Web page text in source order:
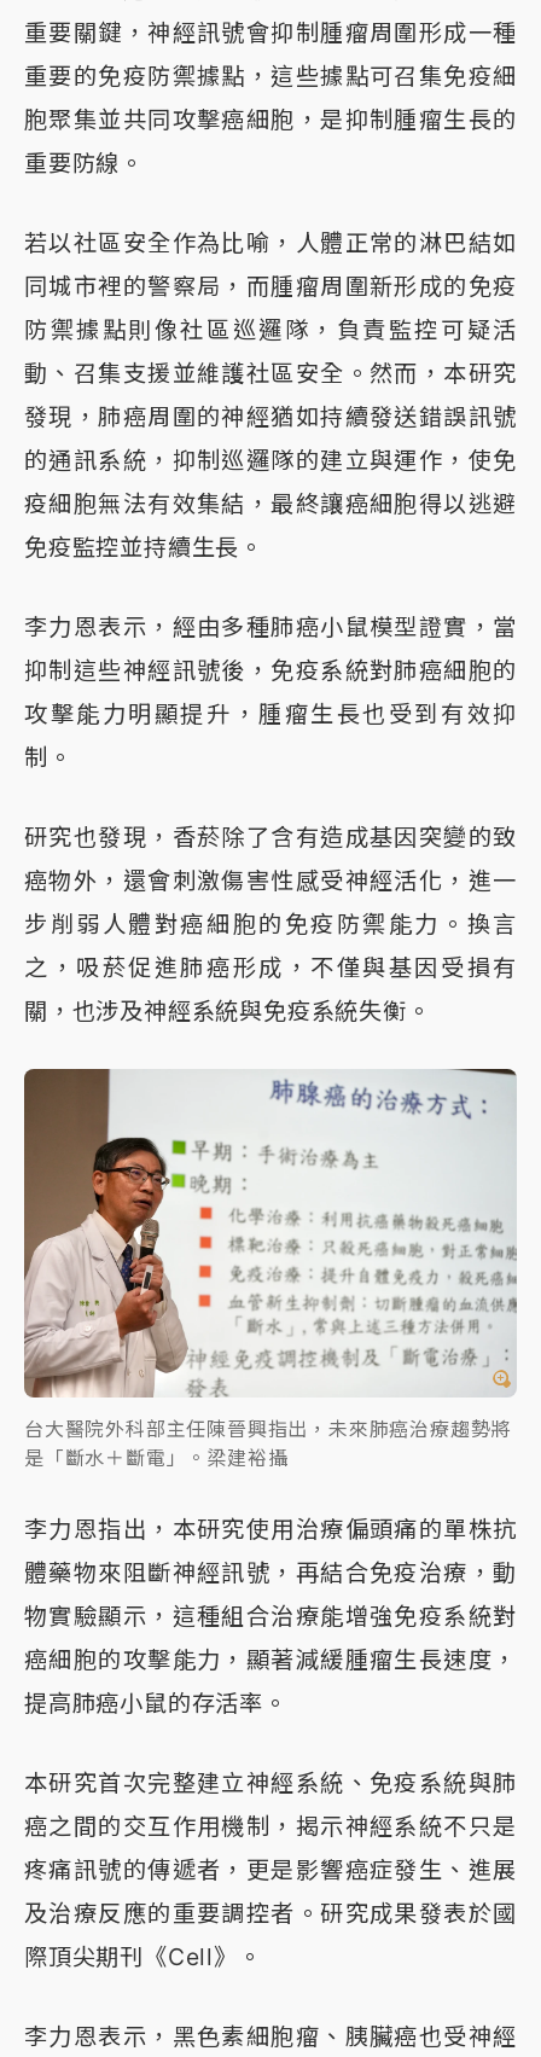
重要關鍵，神經訊號會抑制腫瘤周圍形成一種
重要的免疫防禦據點，這些據點可召集免疫細
胞聚集並共同攻擊癌細胞，是抑制腫瘤生長的
重要防線。
若以社區安全作為比喻，人體正常的淋巴結如
同城市裡的警察局，而腫瘤周圍新形成的免疫
防禦據點則像社區巡邏隊，負責監控可疑活
動、召集支援並維護社區安全。然而，本研究
發現，肺癌周圍的神經猶如持續發送錯誤訊號
的通訊系統，抑制巡邏隊的建立與運作，使免
疫細胞無法有效集結，最終讓癌細胞得以逃避
免疫監控並持續生長。
李力恩表示，經由多種肺癌小鼠模型證實，當
抑制這些神經訊號後，免疫系統對肺癌細胞的
攻擊能力明顯提升，腫瘤生長也受到有效抑
制。
研究也發現，香菸除了含有造成基因突變的致
癌物外，還會刺激傷害性感受神經活化，進一
步削弱人體對癌細胞的免疫防禦能力。換言
之，吸菸促進肺癌形成，不僅與基因受損有
關，也涉及神經系統與免疫系統失衡。
台大醫院外科部主任陳晉興指出，未來肺癌治療趨勢將
是「斷水＋斷電」。梁建裕攝
李力恩指出，本研究使用治療偏頭痛的單株抗
體藥物來阻斷神經訊號，再結合免疫治療，動
物實驗顯示，這種組合治療能增強免疫系統對
癌細胞的攻擊能力，顯著減緩腫瘤生長速度，
提高肺癌小鼠的存活率。
本研究首次完整建立神經系統、免疫系統與肺
癌之間的交互作用機制，揭示神經系統不只是
疼痛訊號的傳遞者，更是影響癌症發生、進展
及治療反應的重要調控者。研究成果發表於國
際頂尖期刊《Cell》。
李力恩表示，黑色素細胞瘤、胰臟癌也受神經